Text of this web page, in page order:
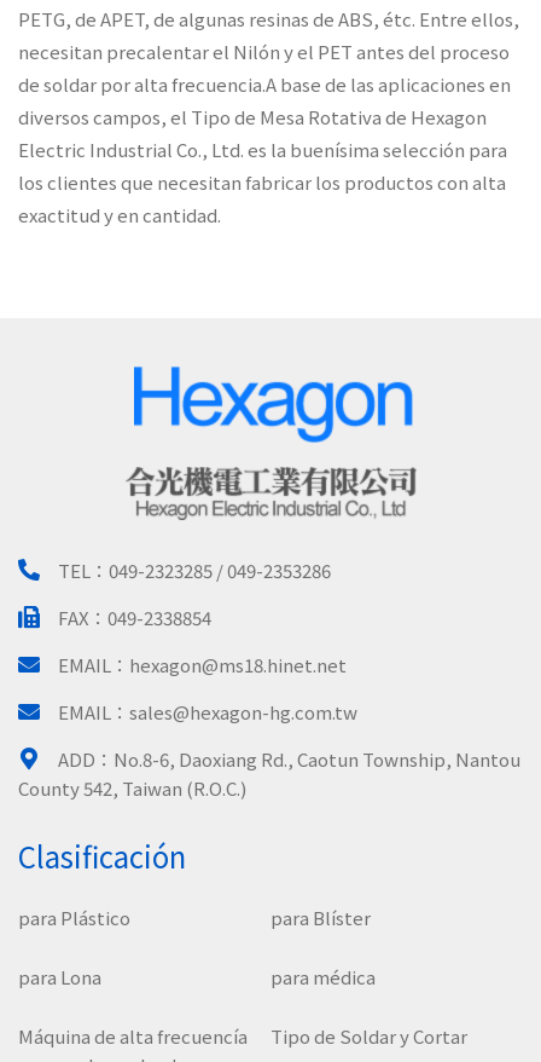
PETG, de APET, de algunas resinas de ABS, étc. Entre ellos,
necesitan precalentar el Nilón y el PET antes del proceso
de soldar por alta frecuencia.A base de las aplicaciones en
diversos campos, el Tipo de Mesa Rotativa de Hexagon
Electric Industrial Co., Ltd. es la buenísima selección para
los clientes que necesitan fabricar los productos con alta
exactitud y en cantidad.
TEL： 049-2323285 / 049-2353286
FAX：049-2338854
EMAIL： hexagon@ms18.hinet.net
EMAIL： sales@hexagon-hg.com.tw
ADD： No.8-6, Daoxiang Rd., Caotun Township, Nantou
County 542, Taiwan (R.O.C.)
Clasificación
para Plástico para Blíster
para Lona para médica
Máquina de alta frecuencía
Tipo de Soldar y Cortar